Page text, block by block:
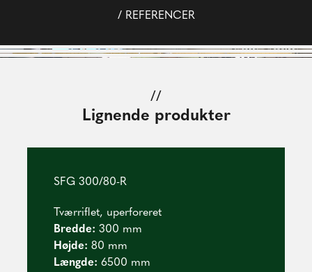
/ REFERENCER
//
Lignende produkter
SFG 300/80-R
Tværriflet, uperforeret
Bredde: 300 mm
Højde:80 mm
Længde:6500 mm